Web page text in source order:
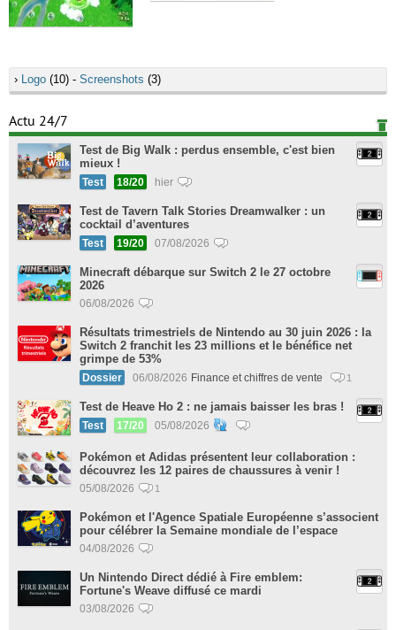
› Logo (10) - Screenshots (3)
Actu 24/7
Test de Big Walk : perdus ensemble, c'est bien
mieux !
Test 18/20 hier
Test de Tavern Talk Stories Dreamwalker : un
cocktail d’aventures
Test 19/20 07/08/2026
Minecraft débarque sur Switch 2 le 27 octobre
2026
06/08/2026
Résultats trimestriels de Nintendo au 30 juin 2026 : la
Switch 2 franchit les 23 millions et le bénéfice net
grimpe de 53%
Dossier 06/08/2026 Finance et chiffres de vente 1
Test de Heave Ho 2 : ne jamais baisser les bras !
Test 17/20 05/08/2026
Pokémon et Adidas présentent leur collaboration :
découvrez les 12 paires de chaussures à venir !
05/08/2026 1
Pokémon et l'Agence Spatiale Européenne s’associent
pour célébrer la Semaine mondiale de l’espace
04/08/2026
Un Nintendo Direct dédié à Fire emblem:
Fortune's Weave diffusé ce mardi
03/08/2026